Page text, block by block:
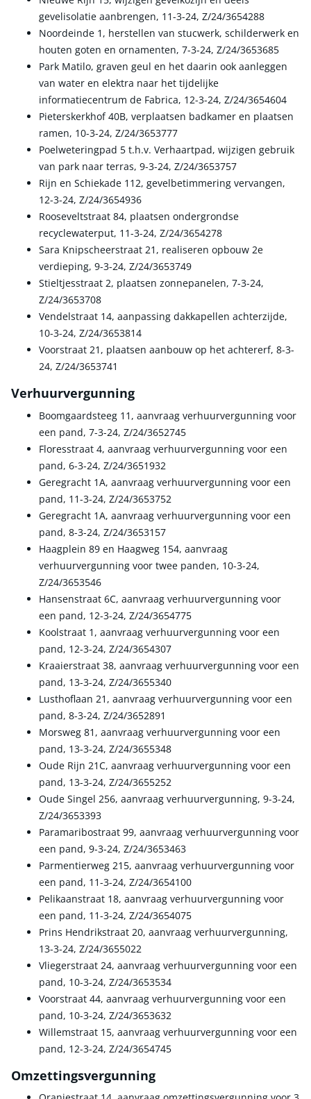
gevelisolatie aanbrengen, 11-3-24, Z/24/3654288
Noordeinde 1, herstellen van stucwerk, schilderwerk en
houten goten en ornamenten, 7-3-24, Z/24/3653685
Park Matilo, graven geul en het daarin ook aanleggen
van water en elektra naar het tijdelijke
informatiecentrum de Fabrica, 12-3-24, Z/24/3654604
Pieterskerkhof 40B, verplaatsen badkamer en plaatsen
ramen, 10-3-24, Z/24/3653777
Poelweteringpad 5 t.h.v. Verhaartpad, wijzigen gebruik
van park naar terras, 9-3-24, Z/24/3653757
Rijn en Schiekade 112, gevelbetimmering vervangen,
12-3-24, Z/24/3654936
Rooseveltstraat 84, plaatsen ondergrondse
recyclewaterput, 11-3-24, Z/24/3654278
Sara Knipscheerstraat 21, realiseren opbouw 2e
verdieping, 9-3-24, Z/24/3653749
Stieltjesstraat 2, plaatsen zonnepanelen, 7-3-24,
Z/24/3653708
Vendelstraat 14, aanpassing dakkapellen achterzijde,
10-3-24, Z/24/3653814
Voorstraat 21, plaatsen aanbouw op het achtererf, 8-3-
24, Z/24/3653741
Verhuurvergunning
Boomgaardsteeg 11, aanvraag verhuurvergunning voor
een pand, 7-3-24, Z/24/3652745
Floresstraat 4, aanvraag verhuurvergunning voor een
pand, 6-3-24, Z/24/3651932
Geregracht 1A, aanvraag verhuurvergunning voor een
pand, 11-3-24, Z/24/3653752
Geregracht 1A, aanvraag verhuurvergunning voor een
pand, 8-3-24, Z/24/3653157
Haagplein 89 en Haagweg 154, aanvraag
verhuurvergunning voor twee panden, 10-3-24,
Z/24/3653546
Hansenstraat 6C, aanvraag verhuurvergunning voor
een pand, 12-3-24, Z/24/3654775
Koolstraat 1, aanvraag verhuurvergunning voor een
pand, 12-3-24, Z/24/3654307
Kraaierstraat 38, aanvraag verhuurvergunning voor een
pand, 13-3-24, Z/24/3655340
Lusthoflaan 21, aanvraag verhuurvergunning voor een
pand, 8-3-24, Z/24/3652891
Morsweg 81, aanvraag verhuurvergunning voor een
pand, 13-3-24, Z/24/3655348
Oude Rijn 21C, aanvraag verhuurvergunning voor een
pand, 13-3-24, Z/24/3655252
Oude Singel 256, aanvraag verhuurvergunning, 9-3-24,
Z/24/3653393
Paramaribostraat 99, aanvraag verhuurvergunning voor
een pand, 9-3-24, Z/24/3653463
Parmentierweg 215, aanvraag verhuurvergunning voor
een pand, 11-3-24, Z/24/3654100
Pelikaanstraat 18, aanvraag verhuurvergunning voor
een pand, 11-3-24, Z/24/3654075
Prins Hendrikstraat 20, aanvraag verhuurvergunning,
13-3-24, Z/24/3655022
Vliegerstraat 24, aanvraag verhuurvergunning voor een
pand, 10-3-24, Z/24/3653534
Voorstraat 44, aanvraag verhuurvergunning voor een
pand, 10-3-24, Z/24/3653632
Willemstraat 15, aanvraag verhuurvergunning voor een
pand, 12-3-24, Z/24/3654745
Omzettingsvergunning